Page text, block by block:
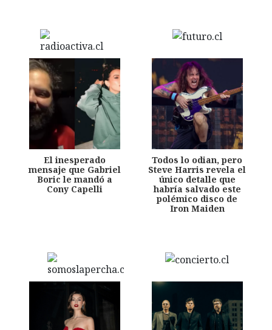
El inesperado
mensaje que Gabriel
Boric le mandó a
Cony Capelli
Todos lo odian, pero
Steve Harris revela el
único detalle que
habría salvado este
polémico disco de
Iron Maiden